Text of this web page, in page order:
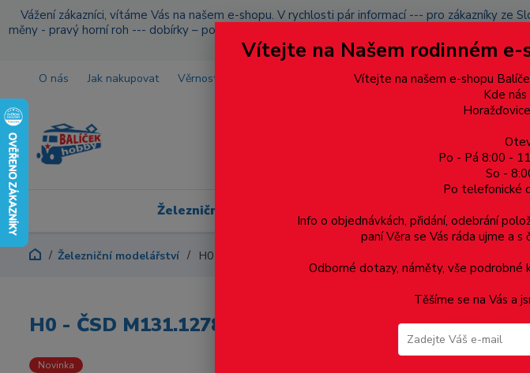
Vážení zákazníci, vítáme Vás na našem e-shopu. V rychlosti pár informací --- pro zákazníky
měny - pravý horní roh --- dobírky – pokud si z nějakého důvodu zásilku nevyzvednete, bude
přidán na blacklist a
O nás Jak nakupovat Věrnostní program Doprava a platba Více
Železniční modelářství Dárkové poukazy,
Železniční modelářství H0 - ČSD M131.1278 + CDlm - MTB
H0 - ČSD M131.1278 + CDlm - MTB
Novinka
Vítejte na Našem rodinném
Vítejte na našem e-shopu
Kde
Po - Pá 8:00 -
So -
Po telefonické
Info o objednávkách, přidání, odebrání
paní Věra se Vás ráda ujme a
Odborné dotazy, náměty, vše podrobné
Těšíme se na Vás a